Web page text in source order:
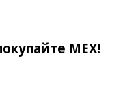
МЕХ!